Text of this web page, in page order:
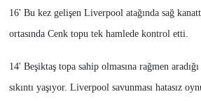
16' Bu kez gelişen Liverpool atağında sağ
ortasında Cenk topu tek hamlede kontrol etti.
14' Beşiktaş topa sahip olmasına rağmen
sıkıntı yaşıyor. Liverpool savunması hatasız